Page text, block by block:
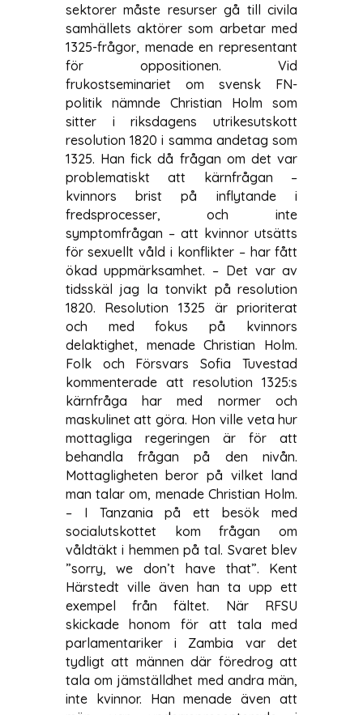
sektorer måste resurser gå till civila
samhällets aktörer som arbetar med
1325-frågor, menade en representant
för oppositionen. Vid
frukostseminariet om svensk FN-
politik nämnde Christian Holm som
sitter i riksdagens utrikesutskott
resolution 1820 i samma andetag som
1325. Han fick då frågan om det var
problematiskt att kärnfrågan –
kvinnors brist på inflytande i
fredsprocesser, och inte
symptomfrågan – att kvinnor utsätts
för sexuellt våld i konflikter – har fått
ökad uppmärksamhet. – Det var av
tidsskäl jag la tonvikt på resolution
1820. Resolution 1325 är prioriterat
och med fokus på kvinnors
delaktighet, menade Christian Holm.
Folk och Försvars Sofia Tuvestad
kommenterade att resolution 1325:s
kärnfråga har med normer och
maskulinet att göra. Hon ville veta hur
mottagliga regeringen är för att
behandla frågan på den nivån.
Mottagligheten beror på vilket land
man talar om, menade Christian Holm.
– I Tanzania på ett besök med
socialutskottet kom frågan om
våldtäkt i hemmen på tal. Svaret blev
”sorry, we don’t have that”. Kent
Härstedt ville även han ta upp ett
exempel från fältet. När RFSU
skickade honom för att tala med
parlamentariker i Zambia var det
tydligt att männen där föredrog att
tala om jämställdhet med andra män,
inte kvinnor. Han menade även att